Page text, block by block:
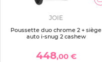
JOIE
Poussette duo chrome 2 + siège
auto i-snug 2 cashew
448,00 €